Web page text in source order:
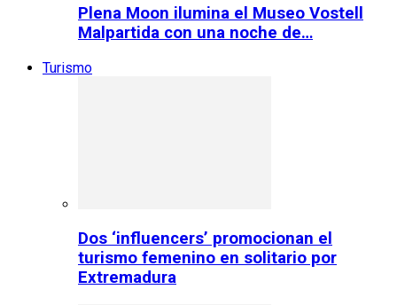
Plena Moon ilumina el Museo Vostell
Malpartida con una noche de…
Turismo
Dos ‘influencers’ promocionan el
turismo femenino en solitario por
Extremadura